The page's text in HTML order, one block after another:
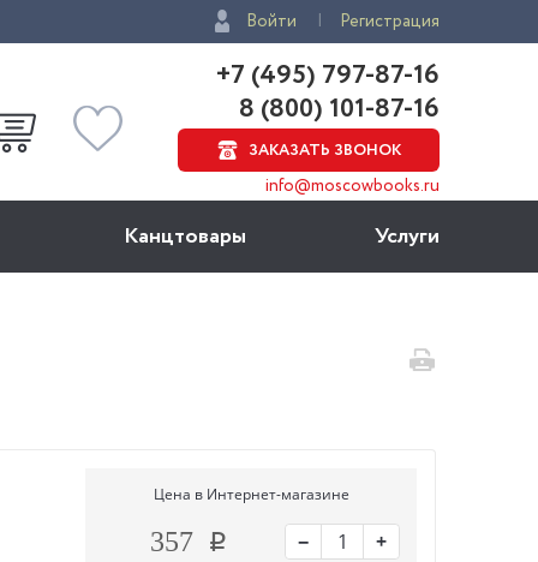
Войти Регистрация
+7 (495) 797-87-16
8 (800) 101-87-16
ЗАКАЗАТЬ ЗВОНОК
info@moscowbooks.ru
Канцтовары Услуги
Цена в Интернет-магазине
357 − +